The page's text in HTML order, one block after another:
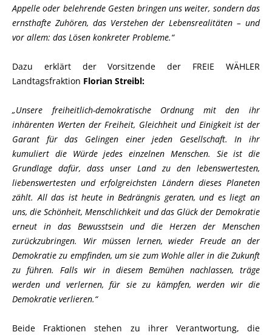
Appelle oder belehrende Gesten bringen uns weiter, sondern das
ernsthafte Zuhören, das Verstehen der Lebensrealitäten – und
vor allem: das Lösen konkreter Probleme.“
Dazu erklärt der Vorsitzende der FREIE WÄHLER
Landtagsfraktion Florian Streibl:
Unsere freiheitlich-demokratische Ordnung mit den ihr
inhärenten Werten der Freiheit, Gleichheit und Einigkeit ist der
Garant für das Gelingen einer jeden Gesellschaft. In ihr
kumuliert die Würde jedes einzelnen Menschen. Sie ist die
Grundlage dafür, dass unser Land zu den lebenswertesten,
liebenswertesten und erfolgreichsten Ländern dieses Planeten
zählt. All das ist heute in Bedrängnis geraten, und es liegt an
uns, die Schönheit, Menschlichkeit und das Glück der Demokratie
erneut in das Bewusstsein und die Herzen der Menschen
zurückzubringen. Wir müssen lernen, wieder Freude an der
Demokratie zu empfinden, um sie zum Wohle aller in die Zukunft
zu führen. Falls wir in diesem Bemühen nachlassen, träge
werden und verlernen, für sie zu kämpfen, werden wir die
Demokratie verlieren.“
Beide Fraktionen stehen zu ihrer Verantwortung, die